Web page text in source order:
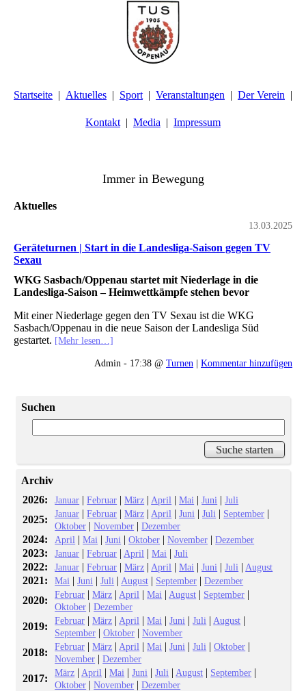
Startseite Aktuelles Sport Veranstaltungen Der Verein
Kontakt Media Impressum
Immer in Bewegung
Aktuelles
13.03.2025
Geräteturnen | Start in die Landesliga-Saison gegen TV
Sexau
WKG Sasbach/Oppenau startet mit Niederlage in die
Landesliga-Saison – Heimwettkämpfe stehen bevor
Mit einer Niederlage gegen den TV Sexau ist die WKG
Sasbach/Oppenau in die neue Saison der Landesliga Süd
gestartet. [Mehr lesen…]
Admin - 17:38 @ Turnen | Kommentar hinzufügen
Suchen
Archiv
2026:
Januar |Februar |März | April |Mai |Juni |Juli
2025: Januar |Februar |März | April |Juni |Juli | September |
Oktober |November |Dezember
2024: April |Mai |Juni |Oktober |November |Dezember
2023: Januar |Februar | April |Mai |Juli
2022: Januar |Februar |März | April |Mai |Juni |Juli | August
2021: Mai |Juni |Juli | August | September |Dezember
2020: Februar |März | April |Mai | August | September |
Oktober |Dezember
2019: Februar |März | April |Mai |Juni |Juli | August |
September |Oktober |November
2018: Februar |März | April |Mai |Juni |Juli |Oktober |
November |Dezember
2017: März | April |Mai |Juni |Juli | August | September |
Oktober |November |Dezember